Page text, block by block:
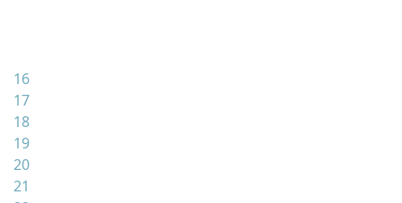
16
17
18
19
20
21